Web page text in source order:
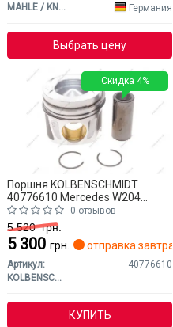
MAHLE / KNECHT
Германия
Выбрать цену
Поршня KOLBENSCHMIDT
40776610 Mercedes W204
(CLASS-C)
0 отзывов
5 520грн.
5 300 грн. отправка завтра
Артикул:
40776610
KOLBENSCHMIDT
КУПИТЬ
Скидка 4%